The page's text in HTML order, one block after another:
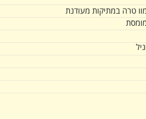
טרה במתיקות מעודנת